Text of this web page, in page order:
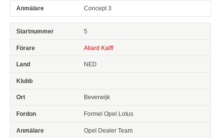
Concept 3
5
Allard Kalff
NED
Beverwijk
Formel Opel Lotus
Opel Dealer Team